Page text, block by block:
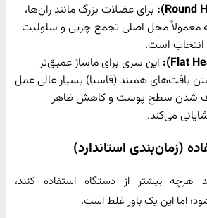
Round
برای عضلات بزرگ مانند ران‌ها،
معمولاً محل اصلی تجمع چربی و سلولیت
انتخاب است.
Flat
این سری برای ماساژ عمیق‌تر
بافت‌های همبند (فاسیا) بسیار عالی عمل
شدن سطح پوست و کاهش ظاهر
می‌کند.
هرچه بیشتر از دستگاه استفاده کنند،
اما این یک باور غلط است.